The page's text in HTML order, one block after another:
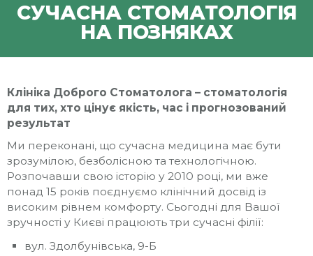
СУЧАСНА СТОМАТОЛОГІЯ
НА ПОЗНЯКАХ
Клініка Доброго Стоматолога – стоматологія
для тих, хто цінує якість, час і прогнозований
результат
Ми переконані, що сучасна медицина має бути
зрозумілою, безболісною та технологічною.
Розпочавши свою історію у 2010 році, ми вже
понад 15 років поєднуємо клінічний досвід із
високим рівнем комфорту. Сьогодні для Вашої
зручності у Києві працюють три сучасні філії:
вул. Здолбунівська, 9-Б